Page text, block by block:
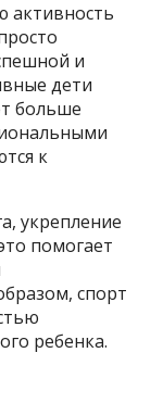
активность
и
дети
больше
к
укрепление
помогает
спорт
ребенка.